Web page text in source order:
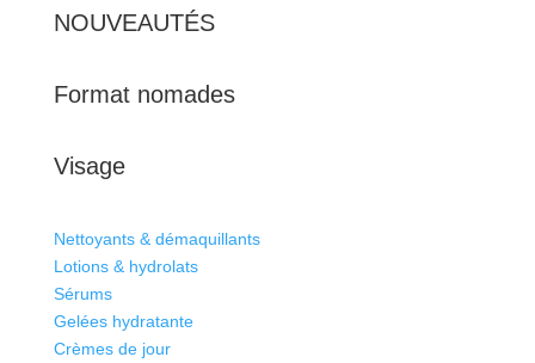
NOUVEAUTÉS
Format nomades
Visage
Nettoyants & démaquillants
Lotions & hydrolats
Sérums
Gelées hydratante
Crèmes de jour